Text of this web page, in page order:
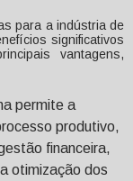
para a indústria de
significativos
vantagens,
permite a
produtivo,
financeira,
otimização dos